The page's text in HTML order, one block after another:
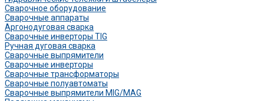
Сварочное оборудование
Сварочные аппараты
Аргонодуговая сварка
Сварочные инверторы TIG
Ручная дуговая сварка
Сварочные выпрямители
Сварочные инверторы
Сварочные трансформаторы
Сварочные полуавтоматы
Сварочные выпрямители MIG/MAG